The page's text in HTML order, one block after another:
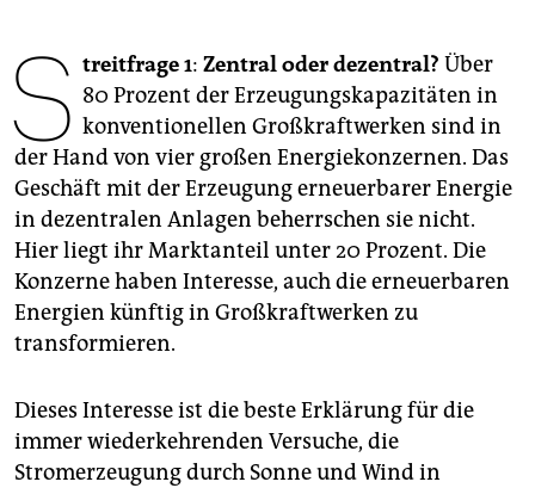
unterstützen
genossenschaft
epaper login
S treitfrage 1: Zentral oder dezentral? Über
80 Prozent der Erzeugungskapazitäten in
konventionellen Großkraftwerken sind in
der Hand von vier großen Energiekonzernen. Das
Geschäft mit der Erzeugung erneuerbarer Energie
in dezentralen Anlagen beherrschen sie nicht.
Hier liegt ihr Marktanteil unter 20 Prozent. Die
Konzerne haben Interesse, auch die erneuerbaren
Energien künftig in Großkraftwerken zu
transformieren.
Dieses Interesse ist die beste Erklärung für die
immer wiederkehrenden Versuche, die
Stromerzeugung durch Sonne und Wind in